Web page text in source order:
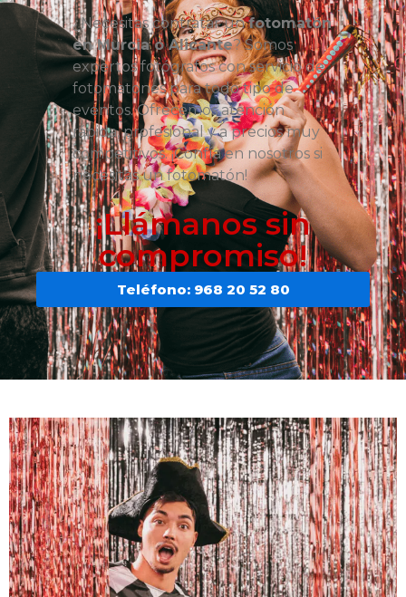
¿Necesitas contratar unfotomatón
en Murcia o Alicante? Somos
expertos fotógrafos con servicio de
fotomatones para todo tipo de
eventos. Ofrecemos atención
rápida, profesional y a precios muy
competitivos. ¡Confía en nosotros si
necesitas un fotomatón!
¡Llámanos sin
compromiso!
Teléfono: 968 20 52 80